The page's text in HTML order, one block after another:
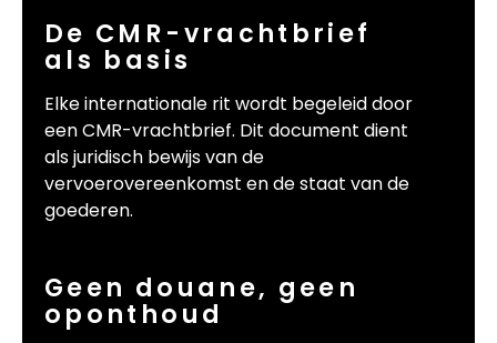
De CMR-vrachtbrief
als basis
Elke internationale rit wordt begeleid door
een CMR-vrachtbrief. Dit document dient
als juridisch bewijs van de
vervoerovereenkomst en de staat van de
goederen.
Geen douane, geen
oponthoud